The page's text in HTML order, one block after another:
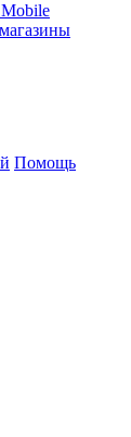
Mobile
Помощь